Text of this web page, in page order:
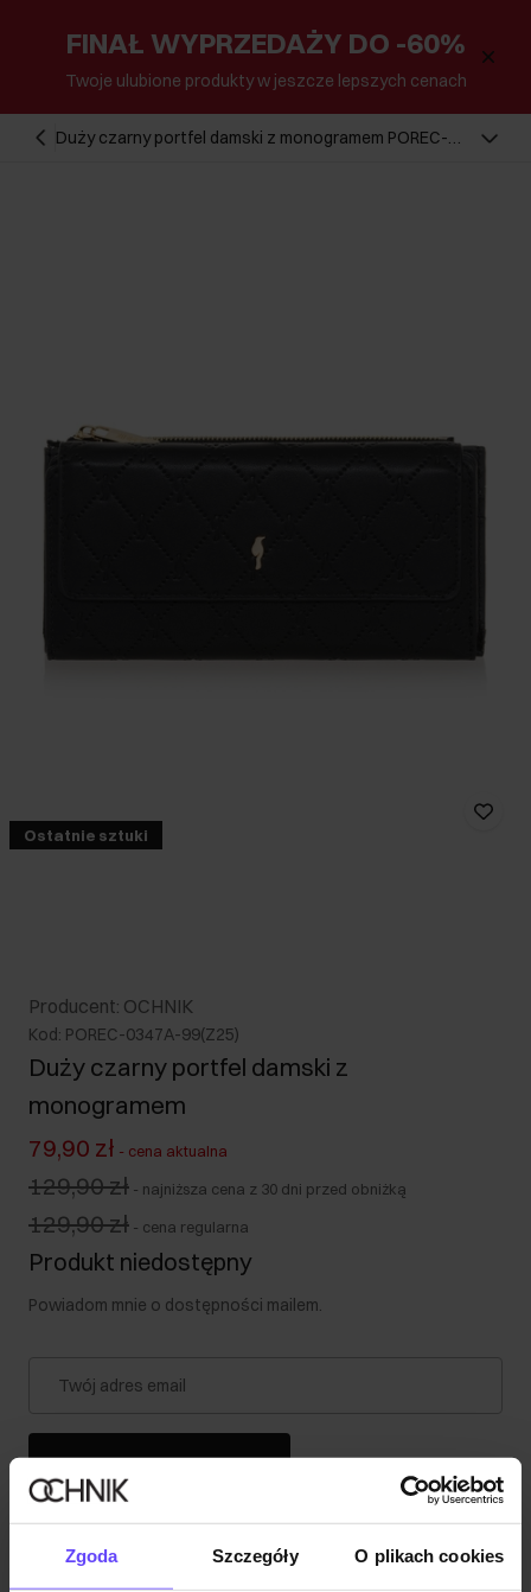
Zgoda Szczegóły O plikach cookies
FINAŁ WYPRZEDAŻY DO -60%
Twoje ulubione produkty w jeszcze lepszych cenach
Duży czarny portfel damski z monogramem POREC-
Ostatnie sztuki
Producent: OCHNIK
Kod: POREC-0347A-99(Z25)
Duży czarny portfel damski z
monogramem
79,90 zł - cena aktualna
129,90 zł - najniższa cena z 30 dni przed obniżką
129,90 zł - cena regularna
Produkt niedostępny
Powiadom mnie o dostępności mailem.
Twój adres email
Opis produktu